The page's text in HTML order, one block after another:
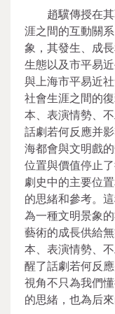
趙驥傳授在
涯之間的互動關
象，其發生、成
生態以及市平易
與上海市平易近
社會生涯之間的
本、表演情勢、
話劇若何反應并
海都會與文明戲
位置與價值停止
劇史中的主要位
的思緒和參考。
為一種文明景象
藝術的成長供給
本、表演情勢、
醒了話劇若何反
視角不只為我們
的思緒，也為后